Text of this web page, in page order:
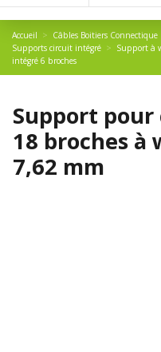
Accueil Câbles Boitiers Connectique
Supports circuit intégré
Support à
intégré 6 broches
Support
18 broches
7,62 mm